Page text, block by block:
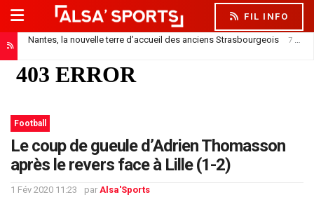
FIL INFO
Nantes, la nouvelle terre d’accueil des anciens Strasbourgeois 7 août 2026
Football
Le coup de gueule d’Adrien Thomasson
après le revers face à Lille (1-2)
1 Fév 2020 11:23 par Alsa'Sports